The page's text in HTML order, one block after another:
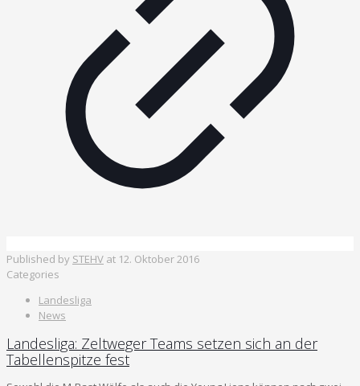
Published by STEHV at 12. Oktober 2016
Categories
Landesliga
News
Landesliga: Zeltweger Teams setzen sich an der
Tabellenspitze fest